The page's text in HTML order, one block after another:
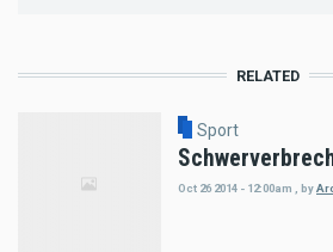
RELATED
Sport
Oct 26 2014 - 12:00am by